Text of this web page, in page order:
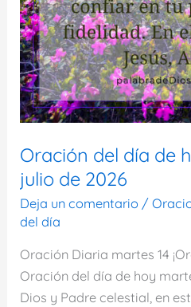
Oración del día de
julio de 2026
Deja un comentario /
del día
Oración Diaria martes 14
Oración del día de hoy
Dios y Padre celestial, en